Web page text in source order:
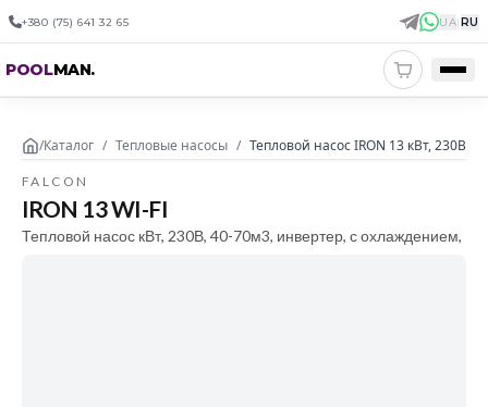
+380 (75) 641 32 65 UA|RU
POOLMAN.
/Каталог / Тепловые насосы / Тепловой насос IRON 13 кВт, 230В,
FALCON
IRON 13 WI-FI
Тепловой насос кВт, 230В, 40-70м3, инвертер, с охлаждением,